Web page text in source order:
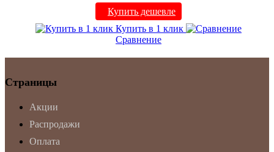
Купить дешевле
Купить в 1 клик
Сравнение
Страницы
Акции
Распродажи
Оплата